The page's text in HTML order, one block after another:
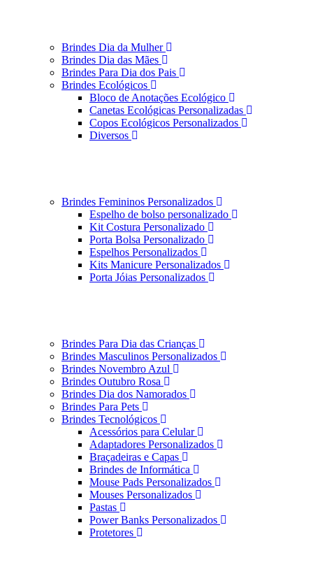
Brindes Dia da Mulher
Brindes Dia das Mães
Brindes Para Dia dos Pais
Brindes Ecológicos
Bloco de Anotações Ecológico
Canetas Ecológicas Personalizadas
Copos Ecológicos Personalizados
Diversos
Brindes Femininos Personalizados
Espelho de bolso personalizado
Kit Costura Personalizado
Porta Bolsa Personalizado
Espelhos Personalizados
Kits Manicure Personalizados
Porta Jóias Personalizados
Brindes Para Dia das Crianças
Brindes Masculinos Personalizados
Brindes Novembro Azul
Brindes Outubro Rosa
Brindes Dia dos Namorados
Brindes Para Pets
Brindes Tecnológicos
Acessórios para Celular
Adaptadores Personalizados
Braçadeiras e Capas
Brindes de Informática
Mouse Pads Personalizados
Mouses Personalizados
Pastas
Power Banks Personalizados
Protetores